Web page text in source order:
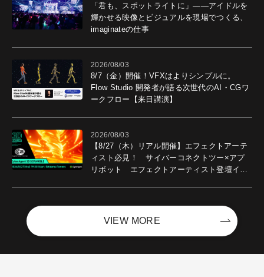
「君も、スポットライトに」――アイドルを
輝かせる映像とビジュアルを現場でつくる、
imaginateの仕事
2026/08/03
8/7（金）開催！VFXはよりシンプルに。
Flow Studio 開発者が語る次世代のAI・CGワ
ークフロー【来日講演】
2026/08/03
【8/27（木）リアル開催】エフェクトアーテ
ィスト必見！ サイバーコネクトツー×アプ
リボット エフェクトアーティスト登壇イベ
VIEW MORE